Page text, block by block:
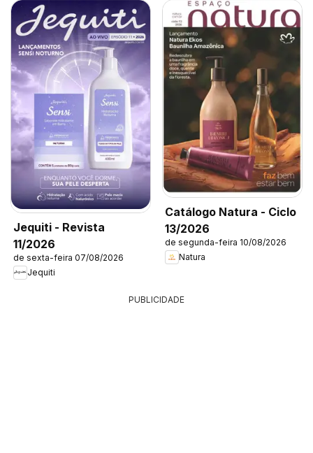
Jequiti - Revista
11/2026
de sexta-feira 07/08/2026
Jequiti
Catálogo Natura - Ciclo
13/2026
de segunda-feira 10/08/2026
Natura
PUBLICIDADE